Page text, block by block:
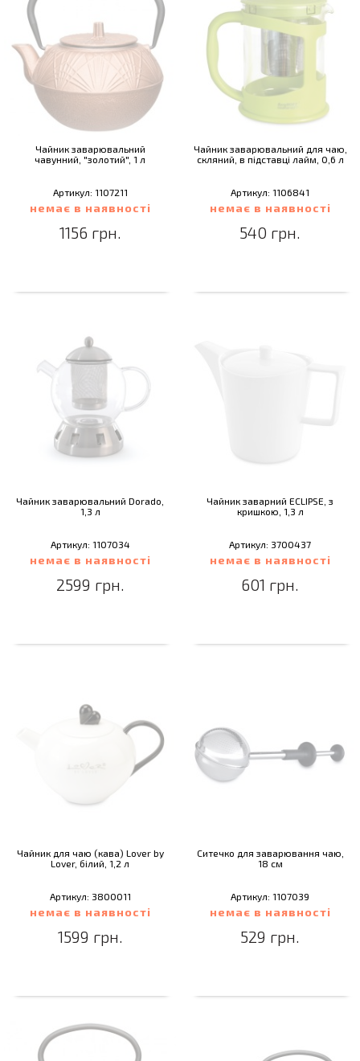
Чайник заварювальний
чавунний, "золотий", 1 л
Артикул: 1107211
немає в наявності
1156 грн.
Чайник заварювальний для чаю,
скляний, в підставці лайм, 0,6 л
Артикул: 1106841
немає в наявності
540 грн.
Чайник заварювальний Dorado,
1,3 л
Артикул: 1107034
немає в наявності
2599 грн.
Чайник заварний ECLIPSE, з
кришкою, 1,3 л
Артикул: 3700437
немає в наявності
601 грн.
Чайник для чаю (кава) Lover by
Lover, білий, 1,2 л
Артикул: 3800011
немає в наявності
1599 грн.
Ситечко для заварювання чаю,
18 см
Артикул: 1107039
немає в наявності
529 грн.